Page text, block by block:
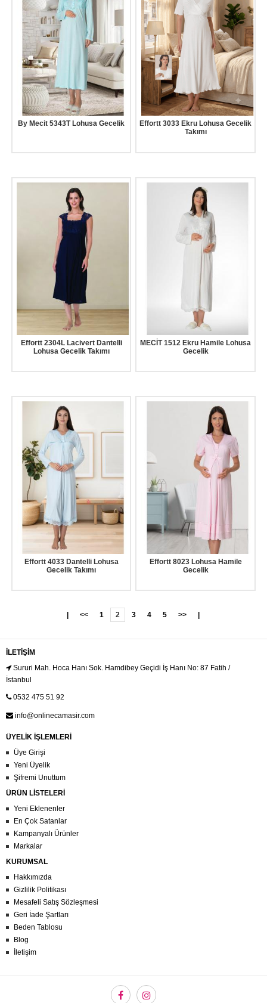
By Mecit 5343T Lohusa Gecelik
Effortt 3033 Ekru Lohusa Gecelik
Takımı
Effortt 2304L Lacivert Dantelli
Lohusa Gecelik Takımı
MECİT 1512 Ekru Hamile Lohusa
Gecelik
Effortt 4033 Dantelli Lohusa
Gecelik Takımı
Effortt 8023 Lohusa Hamile
Gecelik
| << 1 2 3 4 5 >> |
İLETIŞIM
Sururi Mah. Hoca Hanı Sok. Hamdibey Geçidi İş Hanı No: 87 Fatih /
İstanbul
0532 475 51 92
info@onlinecamasir.com
ÜYELİK İŞLEMLERİ
Üye Girişi
Yeni Üyelik
Şifremi Unuttum
ÜRÜN LİSTELERİ
Yeni Eklenenler
En Çok Satanlar
Kampanyalı Ürünler
Markalar
KURUMSAL
Hakkımızda
Gizlilik Politikası
Mesafeli Satış Sözleşmesi
Geri İade Şartları
Beden Tablosu
Blog
İletişim